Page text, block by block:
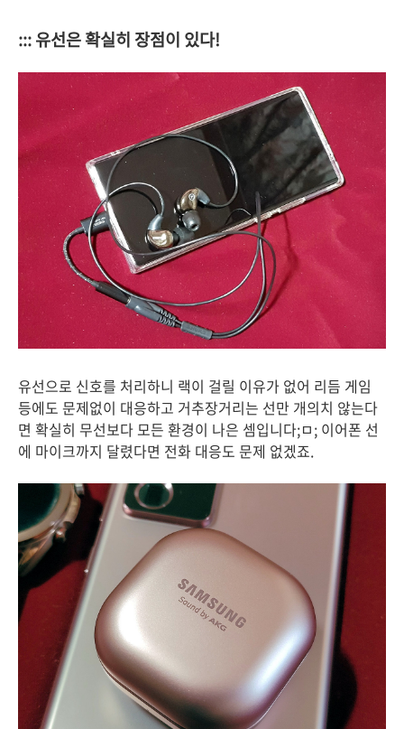
::: 유선은 확실히 장점이 있다!
유선으로 신호를 처리하니 랙이 걸릴 이유가 없어 리듬 게임
등에도 문제없이 대응하고 거추장거리는 선만 개의치 않는다
면 확실히 무선보다 모든 환경이 나은 셈입니다;ㅁ; 이어폰 선
에 마이크까지 달렸다면 전화 대응도 문제 없겠죠.